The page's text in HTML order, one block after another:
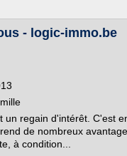
- logic-immo.be
un regain d'intérêt. C'est
de nombreux
à condition...